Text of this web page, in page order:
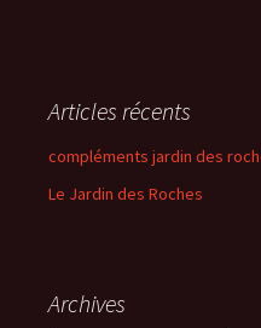
Articles récents
compléments jardin des
Le Jardin des Roches
Archives